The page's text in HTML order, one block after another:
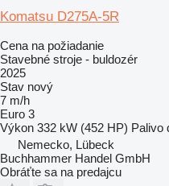
Komatsu D275A-5R
Cena na požiadanie
Stavebné stroje - buldozér
2025
Stav nový
7 m/h
Euro 3
Výkon 332 kW (452 HP) Palivo
Nemecko, Lübeck
Buchhammer Handel GmbH
Obráťte sa na predajcu